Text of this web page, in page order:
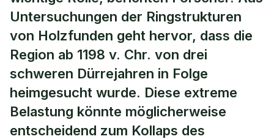
Untersuchungen der Ringstrukturen
von Holzfunden geht hervor, dass die
Region ab 1198 v. Chr. von drei
schweren Dürrejahren in Folge
heimgesucht wurde. Diese extreme
Belastung könnte möglicherweise
entscheidend zum Kollaps des